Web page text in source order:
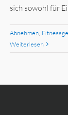
sich sowohl für
Abnehmen
Weiterlesen